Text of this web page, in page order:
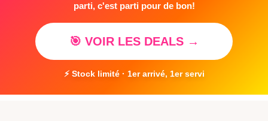
parti, c'est parti pour de bon!
🎯 VOIR LES DEALS →
⚡ Stock limité · 1er arrivé, 1er servi